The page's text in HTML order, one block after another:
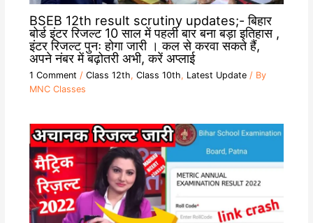
BSEB 12th result scrutiny updates;- बिहार
बोर्ड इंटर रिजल्ट 10 साल में पहली बार बना बड़ा इतिहास ,
इंटर रिजल्ट पुनः होगा जारी । कल से करवा सकते हैं,
अपने नंबर में बढ़ोतरी अभी, करें अप्लाई
1 Comment / Class 12th, Class 10th, Latest Update/ By
MNC Classes